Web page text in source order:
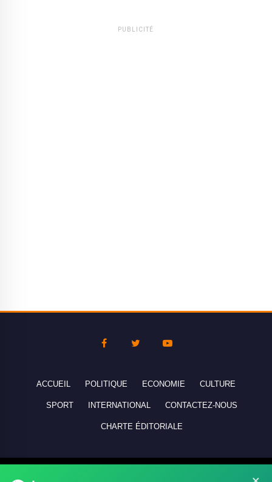
PUBLICITÉ
ACCUEIL POLITIQUE ECONOMIE CULTURE
SPORT INTERNATIONAL CONTACTEZ-NOUS
CHARTE ÉDITORIALE